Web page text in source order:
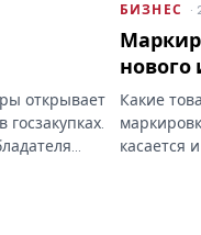
открывает
БИЗНЕС
нового
Какие
касается